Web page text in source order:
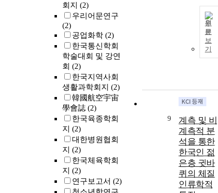
회지 (2)
우리어문연구
(2)
공업화학 (2)
한국통신학회
학술대회 및 강연
회 (2)
한국지역사회
생활과학회지 (2)
韓國航空宇宙
學會誌 (2)
한국육종학회
지 (2)
대한병원협회
지 (2)
한국체육학회
지 (2)
연구보고서 (2)
원
문
보
기
9
계측 및 비
계측적 분
석을 통한
한국인 젊
은층 귓바
퀴의 체질
인류학적